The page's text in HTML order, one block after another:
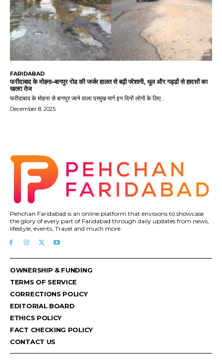
FARIDABAD
फरीदाबाद के मोहना–बागपुर रोड की जर्जर हालत से बढ़ी परेशानी, धूल और गड्ढों से हादसों का
खतरा तेज
फरीदाबाद के मोहना से बागपुर जाने वाला प्रमुख मार्ग इन दिनों लोगों के लिए...
December 8, 2025
Pehchan Faridabad is an online platform that envisions to showcase
the glory of every part of Faridabad through daily updates from news,
lifestyle, events, Travel and much more.
OWNERSHIP & FUNDING
TERMS OF SERVICE
CORRECTIONS POLICY
EDITORIAL BOARD
ETHICS POLICY
FACT CHECKING POLICY
CONTACT US